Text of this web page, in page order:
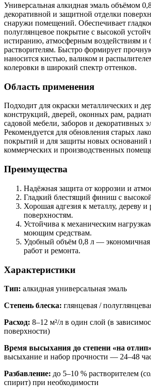
Универсальная алкидная эмаль объёмом
декоративной и защитной отделки
снаружи помещений. Обеспечивает
полуглянцевое покрытие с высокой
истиранию, атмосферным воздействиям и
растворителям. Быстро формирует
наносится кистью, валиком и
колеровки в широкий спектр оттенков.
Область применения
Подходит для окраски металлических и
конструкций, дверей, оконных рам,
садовой мебели, заборов и декоративных
Рекомендуется для обновления старых
покрытий и для защиты новых оснований
коммерческих и производственных
Преимущества
Надёжная защита от коррозии и
Гладкий блестящий финиш с
Хорошая адгезия к металлу, дереву
поверхностям.
Устойчива к механическим
моющим средствам.
Удобный объём 0,8 л — экономичная
работ и ремонта.
Характеристики
Тип: алкидная универсальная эмаль
Степень блеска: глянцевая /
Расход: 8–12 м²/л в один слой (в
поверхности)
Время высыхания до степени «на
высыхание и набор прочности — 24–48
Разбавление: до 5–10 % растворителем
спирит) при необходимости